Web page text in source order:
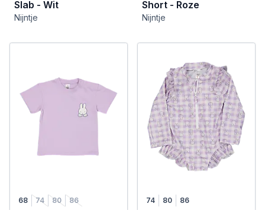
Slab - Wit
Nijntje
Short - Roze
Nijntje
68 74 80 86 74 80 86